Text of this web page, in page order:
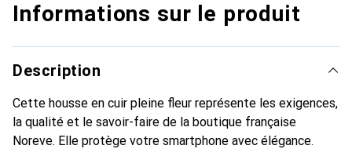
Informations sur le produit
Description
Cette housse en cuir pleine fleur représente les exigences,
la qualité et le savoir-faire de la boutique française
Noreve. Elle protège votre smartphone avec élégance.